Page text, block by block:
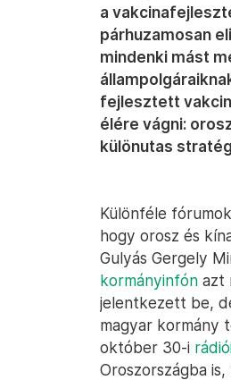
a
párhuzamosan
mindenki mást
fejlesztett
élére vágni:
különutas
Különféle
hogy orosz és
Gulyás Gergely
kormányinfón azt
jelentkezett be,
magyar kormány
október 30-i
Oroszországba